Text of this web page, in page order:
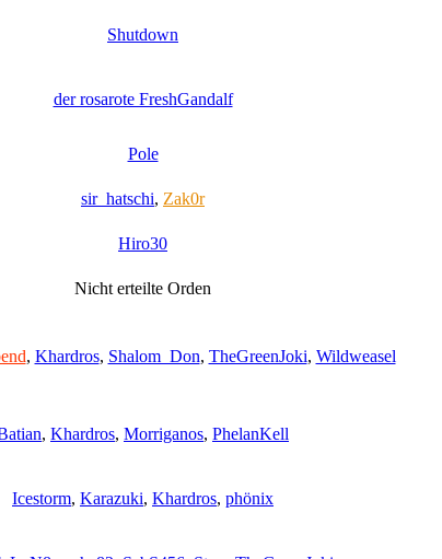
Shutdown
der rosarote FreshGandalf
Pole
sir_hatschi, Zak0r
Hiro30
Nicht erteilte Orden
, Khardros, Shalom_Don, TheGreenJoki, Wildweasel
, Khardros, Morriganos, PhelanKell
Icestorm, Karazuki, Khardros, phönix